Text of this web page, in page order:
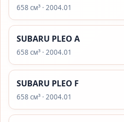
658 см³ · 2004.01
SUBARU PLEO A
658 см³ · 2004.01
SUBARU PLEO F
658 см³ · 2004.01